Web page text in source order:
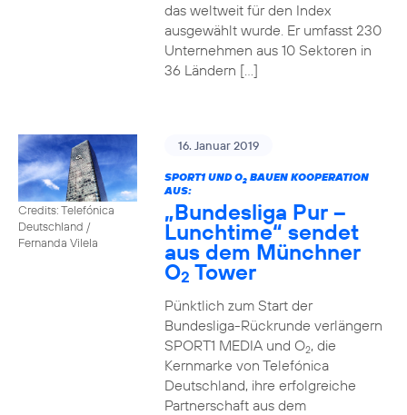
das weltweit für den Index
ausgewählt wurde. Er umfasst 230
Unternehmen aus 10 Sektoren in
36 Ländern […]
Credits: Telefónica
Deutschland /
Fernanda Vilela
16. Januar 2019
SPORT1 UND O2BAUEN KOOPERATION
AUS:
„Bundesliga Pur –
Lunchtime“ sendet
aus dem Münchner
O2 Tower
Pünktlich zum Start der
Bundesliga-Rückrunde verlängern
SPORT1 MEDIA und O2, die
Kernmarke von Telefónica
Deutschland, ihre erfolgreiche
Partnerschaft aus dem